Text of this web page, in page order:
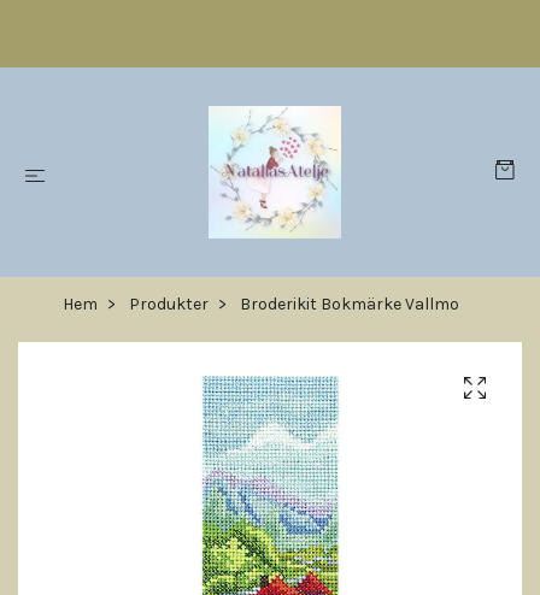
Hem Produkter Broderikit Bokmärke Vallmo